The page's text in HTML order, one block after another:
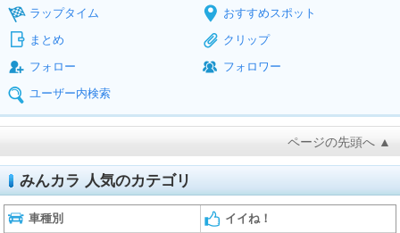
ラップタイム
おすすめスポット
まとめ
クリップ
フォロー
フォロワー
ユーザー内検索
ページの先頭へ ▲
みんカラ 人気のカテゴリ
車種別 イイね！